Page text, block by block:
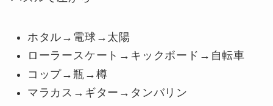
ホタル→電球→太陽
ローラースケート→キックボード→自転車
コップ→瓶→樽
マラカス→ギター→タンバリン